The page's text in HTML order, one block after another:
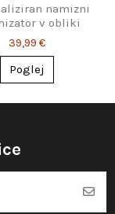
namizni
v obliki
harmonike –
stojalo z gravuro
39,99 €
Poglej